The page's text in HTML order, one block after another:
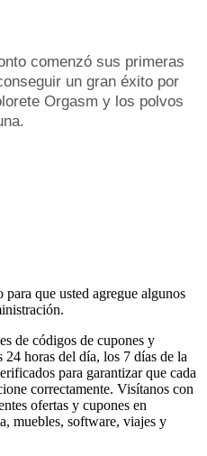
comenzó sus primeras
un gran éxito por
Orgasm y los polvos
que usted agregue algunos
de códigos de cupones y
24 horas del día, los 7 días de la
para garantizar que cada
correctamente. Visítanos con
ofertas y cupones en
muebles, software, viajes y